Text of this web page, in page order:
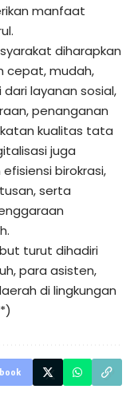
manfaat
diharapkan
cepat, mudah,
layanan sosial,
penanganan
kualitas tata
juga
birokrasi,
serta
turut dihadiri
para asisten,
di lingkungan